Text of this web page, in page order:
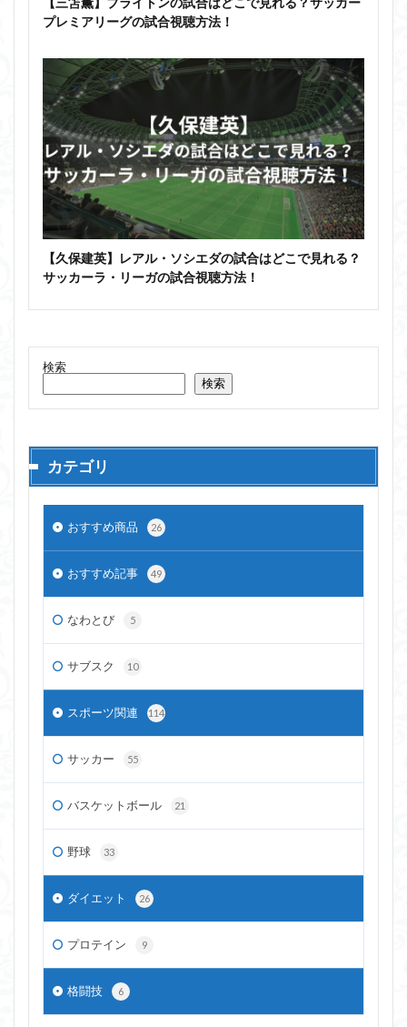
プレミアリーグの試合視聴方法！
【久保建英】レアル・ソシエダの試合はどこで見れる？
サッカーラ・リーガの試合視聴方法！
検索
検索
カテゴリ
おすすめ商品 26
おすすめ記事 49
なわとび 5
サブスク 10
スポーツ関連 114
サッカー 55
バスケットボール 21
野球 33
ダイエット 26
プロテイン 9
格闘技 6